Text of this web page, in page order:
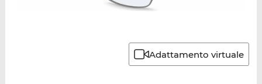
Adattamento virtuale